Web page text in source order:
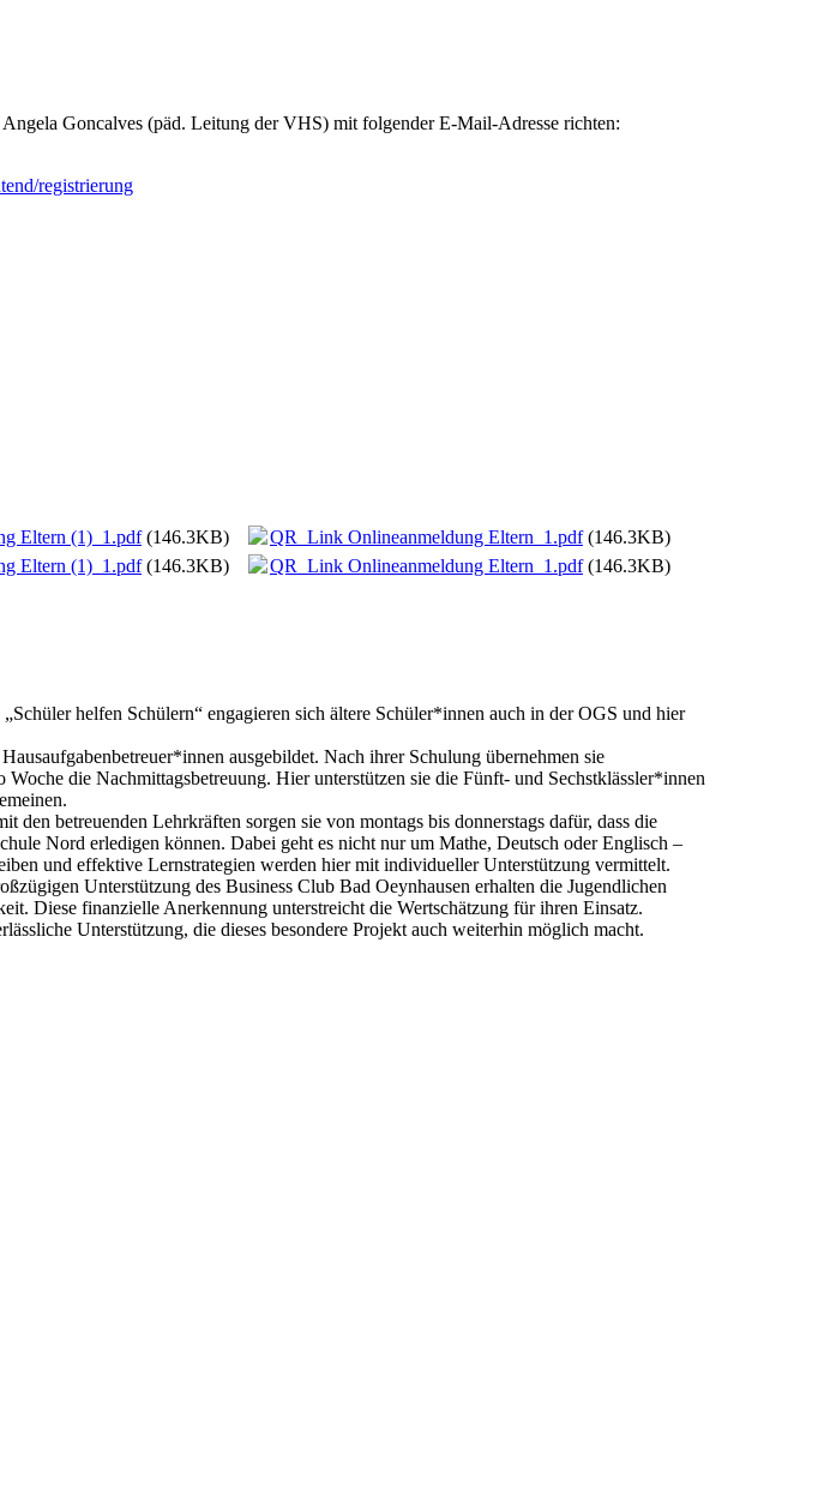
Goncalves (päd. Leitung der VHS) mit folgender E-Mail-Adresse richten:
registrierung
Eltern (1)_1.pdf(146.3KB)
Eltern (1)_1.pdf(146.3KB)
QR_Link Onlineanmeldung Eltern_1.pdf(146.3KB)
QR_Link Onlineanmeldung Eltern_1.pdf(146.3KB)
helfen Schülern“ engagieren sich ältere Schüler*innen auch in der OGS und hier
ausgebildet. Nach ihrer Schulung übernehmen sie
die Nachmittagsbetreuung. Hier unterstützen sie die Fünft- und Sechstklässler*innen
betreuenden Lehrkräften sorgen sie von montags bis donnerstags dafür, dass die
Nord erledigen können. Dabei geht es nicht nur um Mathe, Deutsch oder Englisch –
und effektive Lernstrategien werden hier mit individueller Unterstützung vermittelt.
Unterstützung des Business Club Bad Oeynhausen erhalten die Jugendlichen
Diese finanzielle Anerkennung unterstreicht die Wertschätzung für ihren Einsatz.
Unterstützung, die dieses besondere Projekt auch weiterhin möglich macht.